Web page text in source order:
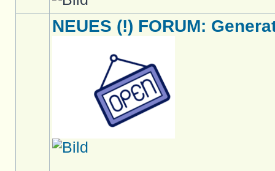
NEUES (!) FORUM: